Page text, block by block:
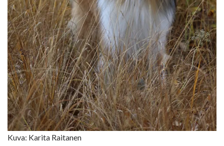
Kuva: Karita Raitanen